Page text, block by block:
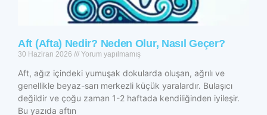
Aft (Afta) Nedir? Neden Olur, Nasıl Geçer?
30 Haziran 2026 Yorum yapılmamış
Aft, ağız içindeki yumuşak dokularda oluşan, ağrılı ve
genellikle beyaz-sarı merkezli küçük yaralardır. Bulaşıcı
değildir ve çoğu zaman 1-2 haftada kendiliğinden iyileşir.
Bu yazıda aftın